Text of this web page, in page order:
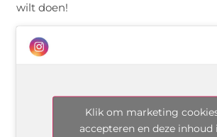
wilt doen!
Klik om marketing
accepteren en deze inhoud